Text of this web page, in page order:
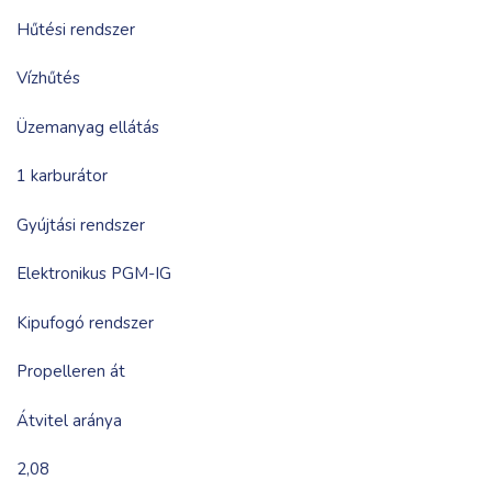
Hűtési rendszer
Vízhűtés
Üzemanyag ellátás
1 karburátor
Gyújtási rendszer
Elektronikus PGM-IG
Kipufogó rendszer
Propelleren át
Átvitel aránya
2,08